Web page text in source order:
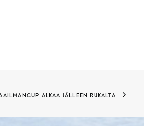
ALKAA JÄLLEEN RUKALTA